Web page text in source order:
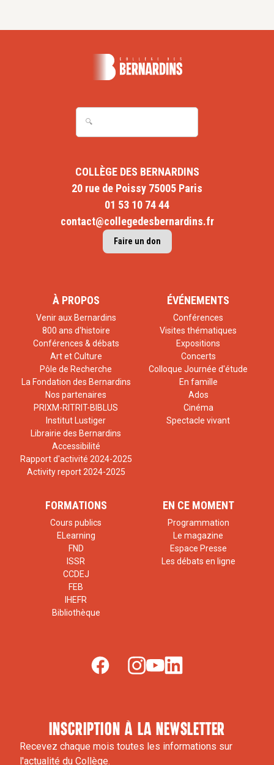
COLLÈGE DES BERNARDINS
20 rue de Poissy 75005 Paris
01 53 10 74 44
contact@collegedesbernardins.fr
Faire un don
À PROPOS
Venir aux Bernardins
800 ans d'histoire
Conférences & débats
Art et Culture
Pôle de Recherche
La Fondation des Bernardins
Nos partenaires
PRIXM-RITRIT-BIBLUS
Institut Lustiger
Librairie des Bernardins
Accessibilité
Rapport d'activité 2024-2025
Activity report 2024-2025
ÉVÉNEMENTS
Conférences
Visites thématiques
Expositions
Concerts
Colloque Journée d'étude
En famille
Ados
Cinéma
Spectacle vivant
FORMATIONS
Cours publics
ELearning
FND
ISSR
CCDEJ
FEB
IHEFR
Bibliothèque
EN CE MOMENT
Programmation
Le magazine
Espace Presse
Les débats en ligne
inscription à la newsletter
Recevez chaque mois toutes les informations sur
l'actualité du Collège.